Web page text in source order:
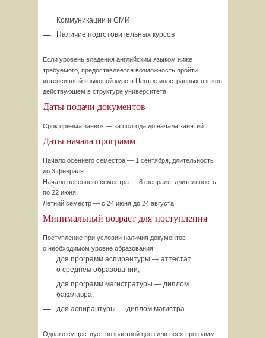
Коммуникации и СМИ
Наличие подготовительных курсов
Если уровень владения английским языком ниже
требуемого, предоставляется возможность пройти
интенсивный языковой курс в Центре иностранных языков,
действующем в структуре университета.
Даты подачи документов
Срок приема заявок — за полгода до начала занятий.
Даты начала программ
Начало осеннего семестра — 1 сентября, длительность
до 3 февраля.
Начало весеннего семестра — 8 февраля, длительность
по 22 июня.
Летний семестр — с 24 июня до 24 августа.
Минимальный возраст для поступления
Поступление при условии наличия документов
о необходимом уровне образования:
для программ аспирантуры — аттестат
о среднем образовании;
для программ магистратуры — диплом
бакалавра;
для аспирантуры — диплом магистра.
Однако существует возрастной ценз для всех программ: